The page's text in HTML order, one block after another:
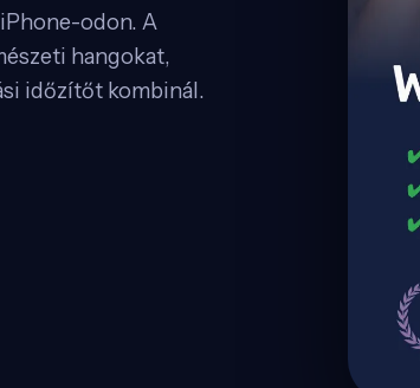
odon. A
hangokat,
időzítőt kombinál.